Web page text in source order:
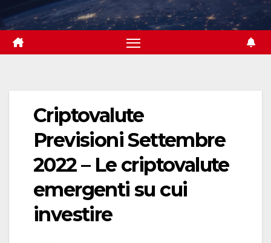
to
content
Criptovalute
Previsioni Settembre
2022 – Le criptovalute
emergenti su cui
investire